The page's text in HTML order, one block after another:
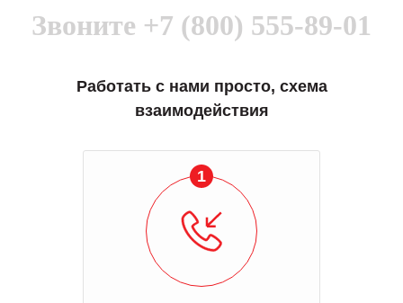
Звоните +7 (800) 555-89-01
Работать с нами просто, схема
взаимодействия
1